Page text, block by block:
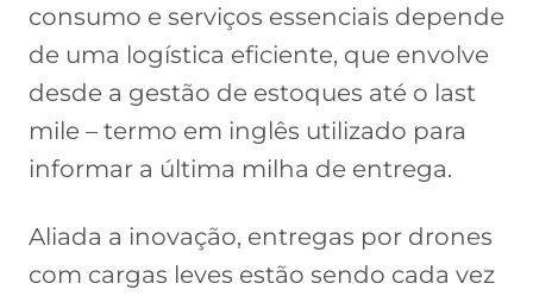
consumo e serviços essenciais depende
de uma logística eficiente, que envolve
desde a gestão de estoques até o last
mile – termo em inglês utilizado para
informar a última milha de entrega.
Aliada a inovação, entregas por drones
com cargas leves estão sendo cada vez